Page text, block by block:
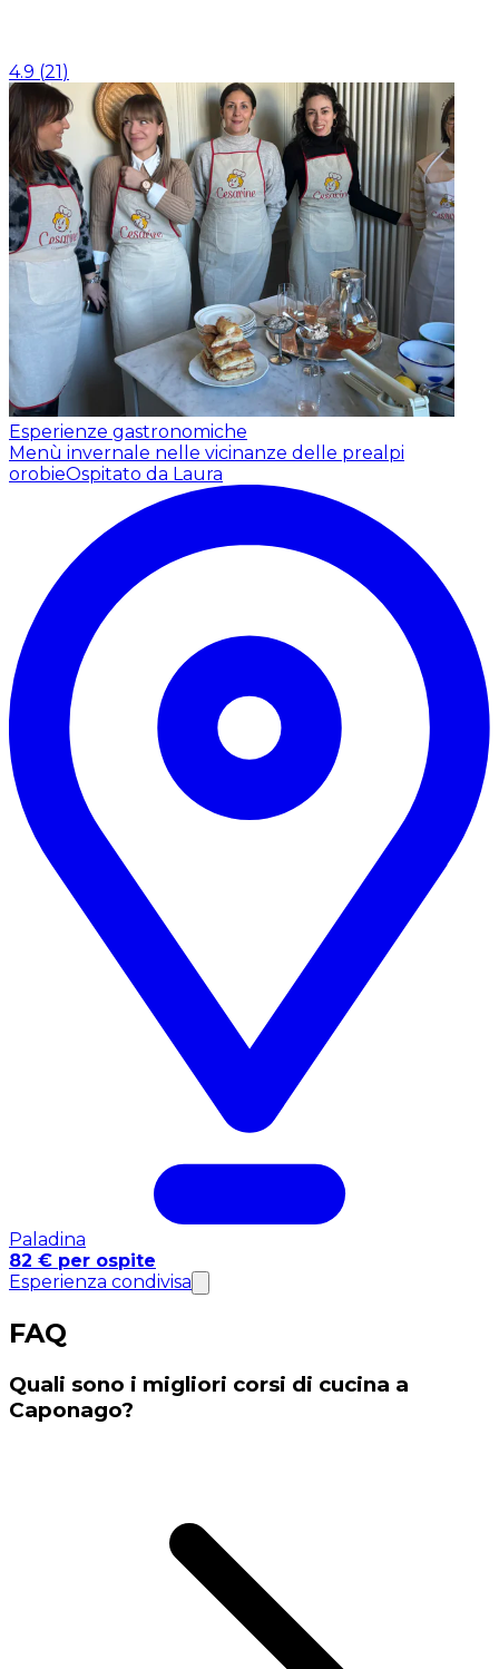
4.9 (21)
Esperienze gastronomiche
Menù invernale nelle vicinanze delle prealpi
orobieOspitato da Laura
Paladina
82 € per ospite
Esperienza condivisa
FAQ
Quali sono i migliori corsi di cucina a
Caponago?